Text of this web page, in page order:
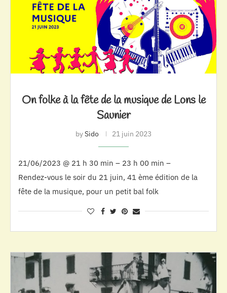
On folke à la fête de la musique de Lons le
Saunier
bySido 21 juin 2023
21/06/2023 @ 21 h 30 min – 23 h 00 min –
Rendez-vous le soir du 21 juin, 41 ème édition de la
fête de la musique, pour un petit bal folk